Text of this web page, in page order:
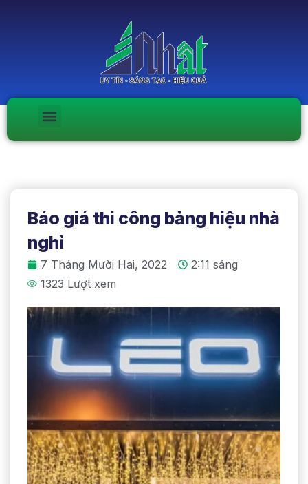
Báo giá thi công bảng hiệu nhà
nghỉ
7 Tháng Mười Hai, 2022
2:11 sáng
1323 Lượt xem